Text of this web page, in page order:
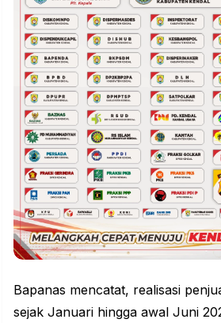
Bapanas mencatat, realisasi
sejak Januari hingga awal Juni